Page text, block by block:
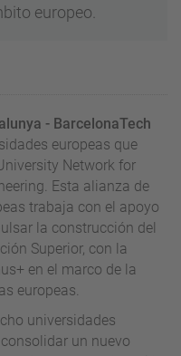
europeo.
- BarcelonaTech
europeas que
Network for
Esta alianza de
trabaja con el apoyo
la construcción del
Superior, con la
en el marco de la
europeas.
universidades
un nuevo